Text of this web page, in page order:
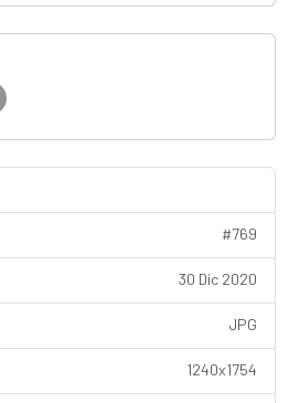
#769
30 Dic 2020
JPG
1240x1754